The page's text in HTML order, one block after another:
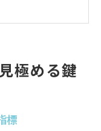
点
方
点
極める鍵
標